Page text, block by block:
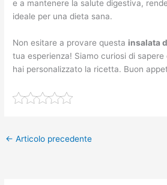
e a mantenere la salute digestiva,
ideale per una dieta sana.
Non esitare a provare questa insalata
tua esperienza! Siamo curiosi di
hai personalizzato la ricetta. Buon
← Articolo precedente